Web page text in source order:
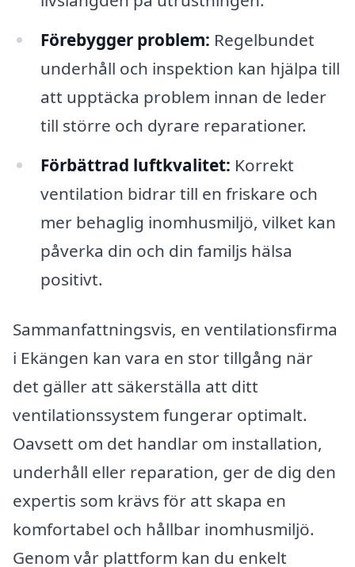
Förebygger problem: Regelbundet
underhåll och inspektion kan hjälpa till
att upptäcka problem innan de leder
till större och dyrare reparationer.
Förbättrad luftkvalitet: Korrekt
ventilation bidrar till en friskare och
mer behaglig inomhusmiljö, vilket kan
påverka din och din familjs hälsa
positivt.
Sammanfattningsvis, en ventilationsfirma
i Ekängen kan vara en stor tillgång när
det gäller att säkerställa att ditt
ventilationssystem fungerar optimalt.
Oavsett om det handlar om installation,
underhåll eller reparation, ger de dig den
expertis som krävs för att skapa en
komfortabel och hållbar inomhusmiljö.
Genom vår plattform kan du enkelt